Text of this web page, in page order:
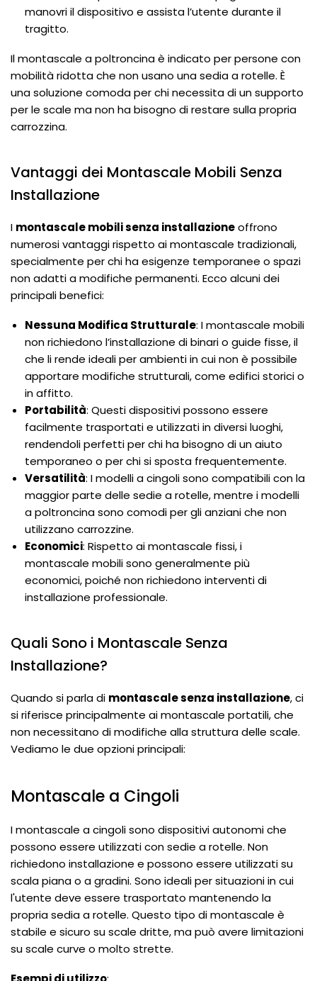
manovri il dispositivo e assista l’utente durante il
tragitto.
Il montascale a poltroncina è indicato per persone con
mobilità ridotta che non usano una sedia a rotelle. È
una soluzione comoda per chi necessita di un supporto
per le scale ma non ha bisogno di restare sulla propria
carrozzina.
Vantaggi dei Montascale Mobili Senza
Installazione
I montascale mobili senza installazioneoffrono
numerosi vantaggi rispetto ai montascale tradizionali,
specialmente per chi ha esigenze temporanee o spazi
non adatti a modifiche permanenti. Ecco alcuni dei
principali benefici:
Nessuna Modifica Strutturale: I montascale mobili
non richiedono l’installazione di binari o guide fisse, il
che li rende ideali per ambienti in cui non è possibile
apportare modifiche strutturali, come edifici storici o
in affitto.
Portabilità: Questi dispositivi possono essere
facilmente trasportati e utilizzati in diversi luoghi,
rendendoli perfetti per chi ha bisogno di un aiuto
temporaneo o per chi si sposta frequentemente.
Versatilità: I modelli a cingoli sono compatibili con la
maggior parte delle sedie a rotelle, mentre i modelli
a poltroncina sono comodi per gli anziani che non
utilizzano carrozzine.
Economici: Rispetto ai montascale fissi, i
montascale mobili sono generalmente più
economici, poiché non richiedono interventi di
installazione professionale.
Quali Sono i Montascale Senza
Installazione?
Quando si parla di montascale senza installazione, ci
si riferisce principalmente ai montascale portatili, che
non necessitano di modifiche alla struttura delle scale.
Vediamo le due opzioni principali:
Montascale a Cingoli
I montascale a cingoli sono dispositivi autonomi che
possono essere utilizzati con sedie a rotelle. Non
richiedono installazione e possono essere utilizzati su
scala piana o a gradini. Sono ideali per situazioni in cui
l'utente deve essere trasportato mantenendo la
propria sedia a rotelle. Questo tipo di montascale è
stabile e sicuro su scale dritte, ma può avere limitazioni
su scale curve o molto strette.